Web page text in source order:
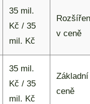
35 mil.
Kč / 35
mil. Kč
v ceně
35 mil.
Kč / 35
mil. Kč
ceně